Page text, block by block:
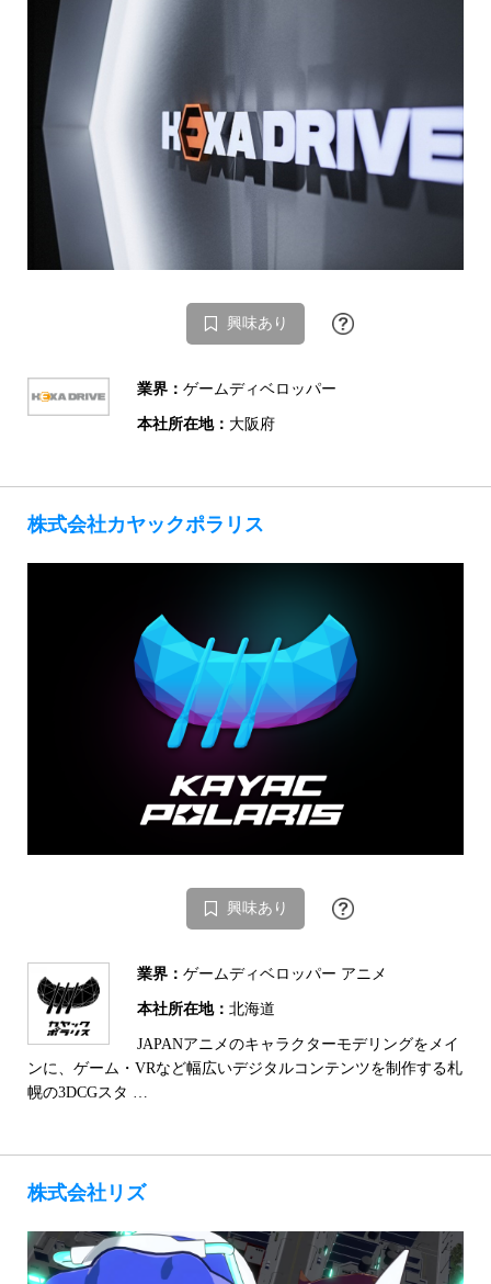
興味あり
業界： ゲームディベロッパー
本社所在地： 大阪府
株式会社カヤックポラリス
興味あり
業界： ゲームディベロッパー アニメ
本社所在地： 北海道
JAPANアニメのキャラクターモデリングをメイ
ンに、ゲーム・VRなど幅広いデジタルコンテンツを制作する札
幌の3DCGスタ …
株式会社リズ